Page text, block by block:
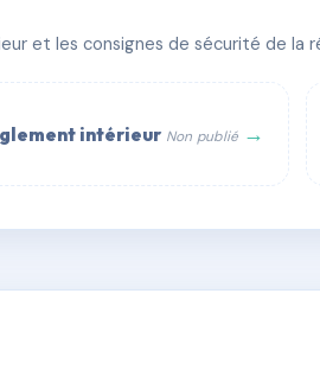
et les consignes de sécurité de la
intérieur Non publié →
🇫🇷